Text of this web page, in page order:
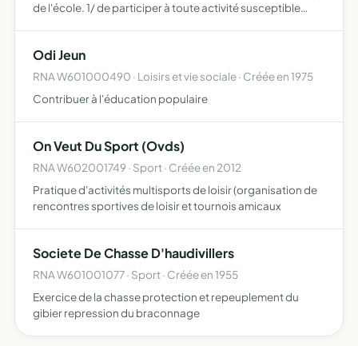
de l'école. 1/ de participer à toute activité susceptible
Odi Jeun
RNA W601000490 · Loisirs et vie sociale · Créée en 1975
Contribuer à l'éducation populaire
On Veut Du Sport (Ovds)
RNA W602001749 · Sport · Créée en 2012
Pratique d'activités multisports de loisir (organisation de
rencontres sportives de loisir et tournois amicaux
Societe De Chasse D'haudivillers
RNA W601001077 · Sport · Créée en 1955
Exercice de la chasse protection et repeuplement du
gibier repression du braconnage